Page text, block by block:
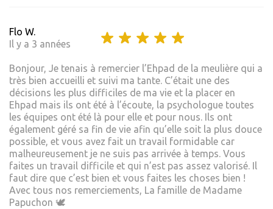
Flo W.
Il y a 3 années
Bonjour, Je tenais à remercier l’Ehpad de la meulière qui a
très bien accueilli et suivi ma tante. C’était une des
décisions les plus difficiles de ma vie et la placer en
Ehpad mais ils ont été à l’écoute, la psychologue toutes
les équipes ont été là pour elle et pour nous. Ils ont
également géré sa fin de vie afin qu’elle soit la plus douce
possible, et vous avez fait un travail formidable car
malheureusement je ne suis pas arrivée à temps. Vous
faites un travail difficile et qui n’est pas assez valorisé. Il
faut dire que c’est bien et vous faites les choses bien !
Avec tous nos remerciements, La famille de Madame
Papuchon 🕊️